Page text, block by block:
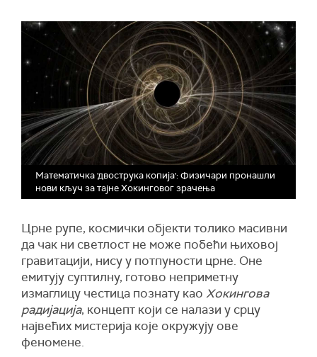
Математичка 'двострука копија': Физичари пронашли
нови кључ за тајне Хокинговог зрачења
Црне рупе, космички објекти толико масивни
да чак ни светлост не може побећи њиховој
гравитацији, нису у потпуности црне. Оне
емитују суптилну, готово неприметну
измаглицу честица познату као Хокингова
радијација, концепт који се налази у срцу
највећих мистерија које окружују ове
феномене.